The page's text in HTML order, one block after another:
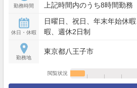
勤務時間
上記時間内のうち8時間勤務
休日・休暇
日曜日、祝日、年末年始休
暇、週休2日制
勤務地
東京都八王子市
閲覧状況